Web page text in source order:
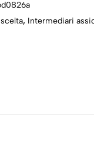
, Intermediari